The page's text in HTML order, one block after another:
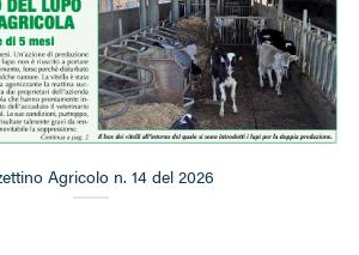
Agricolo n. 14 del 2026